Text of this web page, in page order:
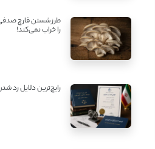
طرز شستن قارچ
را خراب نمی‌کند!
رایج‌ترین دلایل رد